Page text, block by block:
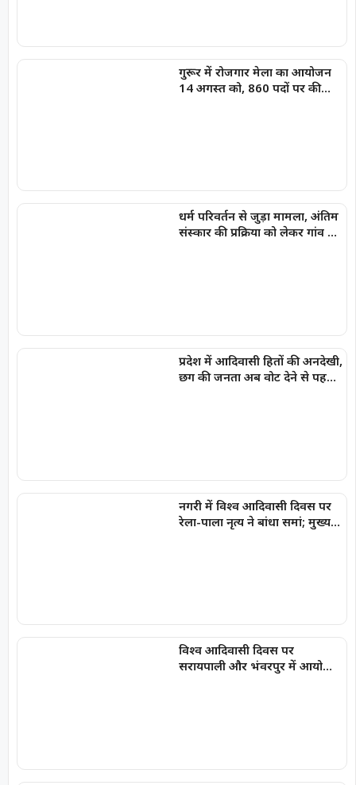
गुरूर में रोजगार मेला का आयोजन
14 अगस्त को, 860 पदों पर की
धर्म परिवर्तन से जुड़ा मामला, अंतिम
संस्कार की प्रक्रिया को लेकर गांव में
प्रदेश में आदिवासी हितों की अनदेखी,
छग की जनता अब वोट देने से पहले
नगरी में विश्व आदिवासी दिवस पर
रेला-पाला नृत्य ने बांधा समां; मुख्य
विश्व आदिवासी दिवस पर
सरायपाली और भंवरपुर में आयोजित